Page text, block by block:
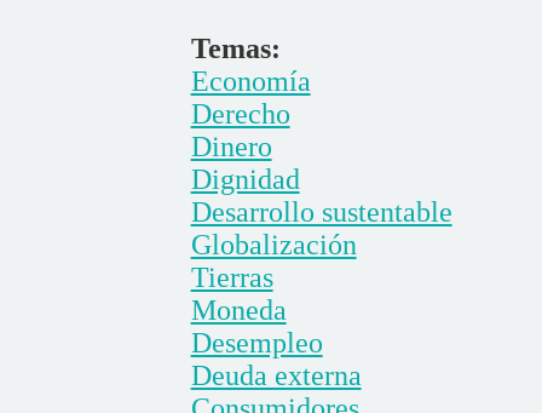
Temas:
Economía
Derecho
Dinero
Dignidad
Desarrollo sustentable
Globalización
Tierras
Moneda
Desempleo
Deuda externa